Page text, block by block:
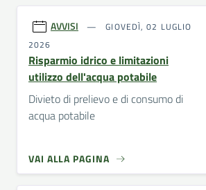
AVVISI
GIOVEDÌ, 02 LUGLIO
2026
Risparmio idrico e limitazioni
utilizzo dell'acqua potabile
Divieto di prelievo e di consumo di
acqua potabile
VAI ALLA PAGINA